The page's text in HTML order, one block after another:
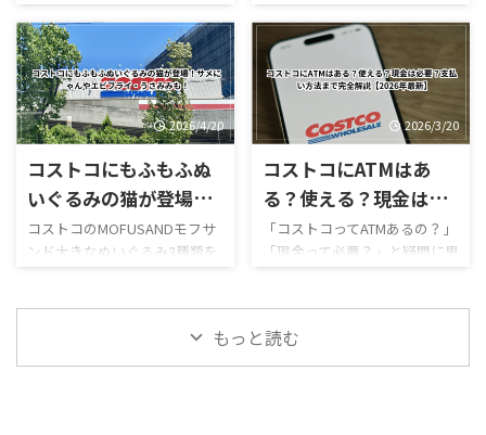
日も正式発表されていませ
ん。 一方で、併設するガスス
テーションは7月29日から営業
を再開しており、午前9時～午
後8時で営業し ...
ソフトクリーム カンタロープ
メロンスムージー など、以前
にはなかったメニューも登場
しています。2026年8月3日に
ー・口コミ・実食レビ
ューまとめ
作スイーツ「ほうじ茶ソフト
クリーム」が登場しました！
ほうじ茶好きにはたまらない
和スイーツで、販売開始直後か
らSNSでも話題になっていま
す。 今回は実際に食べた感想
をもとに、 値段 カロリー予想
味の特徴 ミックスとの違い 口
コミ評判 おすすめ度 まで徹底
ている方はぜひ参考にしてく
ださい。 写真付きのレビュー
ださい。
https://hubmedia.co.jp/costc
利用時）／デリバリーは別途
送料ありGW2026-COSTCO-01
GWゴールデンウィーク期間中
のコストコ営業時間と混雑状
況について詳しくはこちら GW
ゴールデンウィーク期間中の
お買い得コストコ割引セール
商品一覧はこちら GWゴールデ
ンウィーク期間中のコストコ
がゴールデンウィークにコス
トコを訪れるのは毎年の楽し
営業時間変更や混雑状況には
いつも気を遣います。特に
2026/4/20
コストコにもふもふぬ
いぐるみの猫が登場！
サメにゃんやエビフラ
イ・うさみみも！
コストコのMOFUSANDモフサ
ンド大きなぬいぐるみ3種類を
徹底解説｜値段・種類・口コ
コのMOFUSANDモフサンド大
きなぬいぐるみ3種類を徹底解
2026/3/20
コストコにATMはあ
る？使える？現金は必
要？支払い方法まで完
全解説【2026年最新】
「コストコってATMあるの？」
「現金って必要？」と疑問に思
ったことはありませんか？ 結
舗で、ATMの設置状況や使い方
も一般のスーパーとは少し違
もっと読む